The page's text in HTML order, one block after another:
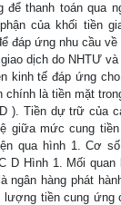
để thanh toán qua
của khối tiền
đáp ứng nhu cầu
dịch do NHTƯ
kinh tế đáp ứng
chính là tiền mặt
). Tiền dự trữ của
giữa mức cung
qua hình 1. Cơ
D Hình 1. Mối
ngân hàng phát
tiền cung ứng